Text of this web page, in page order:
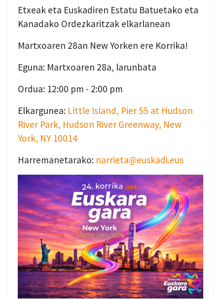
Etxeak eta Euskadiren Estatu Batuetako eta
Kanadako Ordezkaritzak elkarlanean
Martxoaren 28an New Yorken ere Korrika!
Eguna: Martxoaren 28a, larunbata
Ordua: 12:00 pm - 2:00 pm
Elkargunea: Little Island, Pier 55 at Hudson
River Park, Hudson River Greenway, New
York, NY 10014
Harremanetarako: narrieta@euskadi.eus